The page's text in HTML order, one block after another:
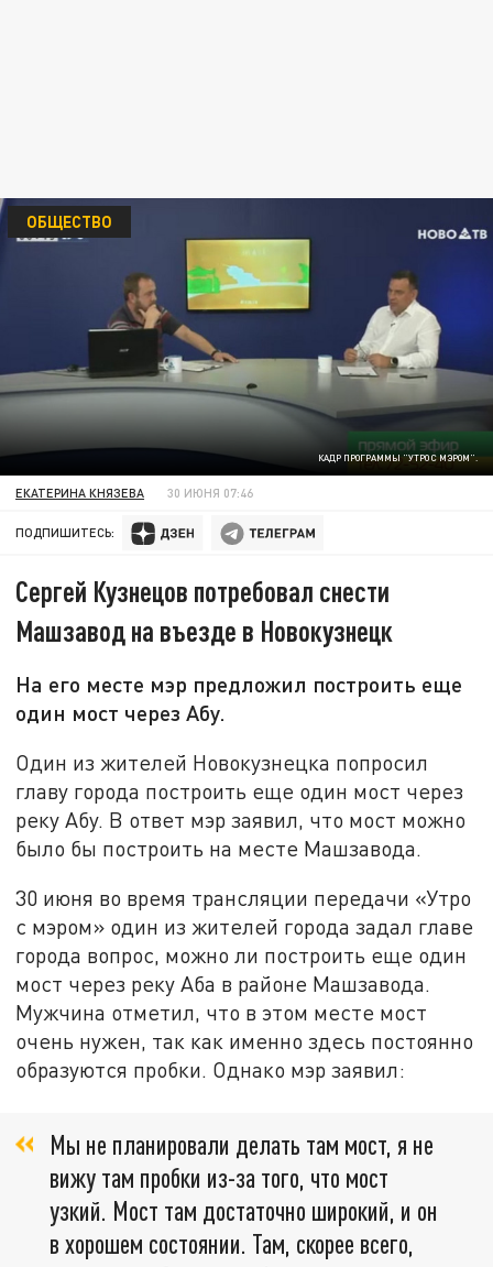
КАДР ПРОГРАММЫ "УТРО С МЭРОМ".
ОБЩЕСТВО
ЕКАТЕРИНА КНЯЗЕВА 30 ИЮНЯ 07:46
ПОДПИШИТЕСЬ:
Сергей Кузнецов потребовал снести
Машзавод на въезде в Новокузнецк
На его месте мэр предложил построить еще
один мост через Абу.
Один из жителей Новокузнецка попросил
главу города построить еще один мост через
реку Абу. В ответ мэр заявил, что мост можно
было бы построить на месте Машзавода.
30 июня во время трансляции передачи «Утро
с мэром» один из жителей города задал главе
города вопрос, можно ли построить еще один
мост через реку Аба в районе Машзавода.
Мужчина отметил, что в этом месте мост
очень нужен, так как именно здесь постоянно
образуются пробки. Однако мэр заявил:
Мы не планировали делать там мост, я не
вижу там пробки из-за того, что мост
узкий. Мост там достаточно широкий, и он
в хорошем состоянии. Там, скорее всего,